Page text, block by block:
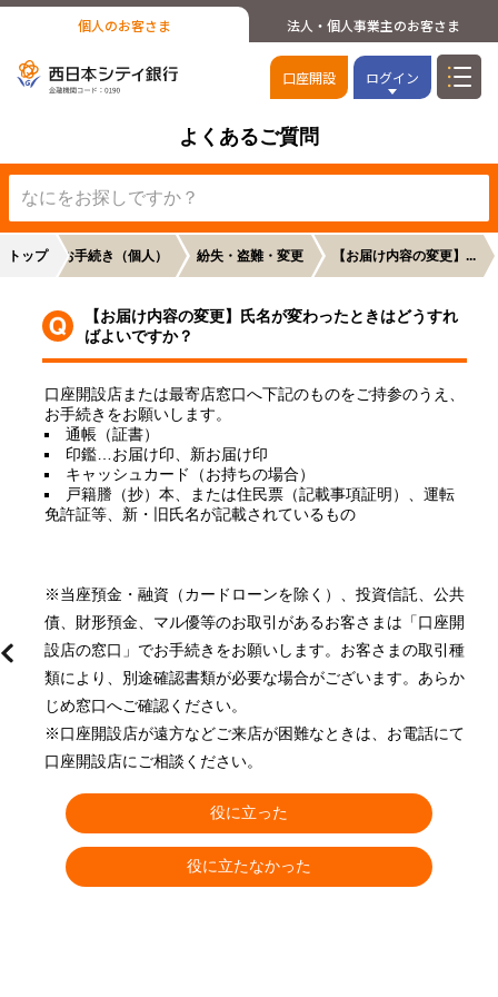
個人のお客さま 法人・個人事業主のお客さま
口座開設 ログイン
よくあるご質問
トップ各種お手続き（個人） 紛失・盗難・変更 【お届け内容の変更】...
【お届け内容の変更】氏名が変わったときはどうすれ
ばよいですか？
口座開設店または最寄店窓口へ下記のものをご持参のうえ、
お手続きをお願いします。
通帳（証書）
印鑑…お届け印、新お届け印
キャッシュカード（お持ちの場合）
戸籍謄（抄）本、または住民票（記載事項証明）、運転
免許証等、新・旧氏名が記載されているもの
※当座預金・融資（カードローンを除く）、投資信託、公共
債、財形預金、マル優等のお取引があるお客さまは「口座開
設店の窓口」でお手続きをお願いします。お客さまの取引種
類により、別途確認書類が必要な場合がございます。あらか
じめ窓口へご確認ください。
※口座開設店が遠方などご来店が困難なときは、お電話にて
口座開設店にご相談ください。
役に立った
役に立たなかった